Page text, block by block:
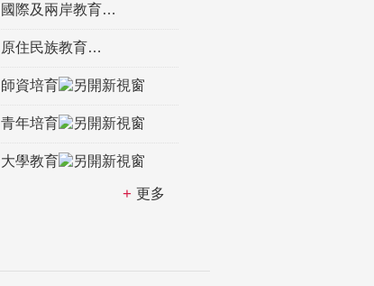
國際及兩岸教育
原住民族教育
師資培育
青年培育
大學教育
更多